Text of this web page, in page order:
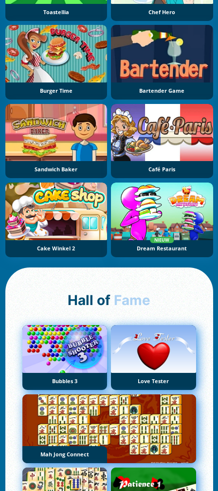
Toastellia Chef Hero
Burger Time Bartender Game
Sandwich Baker Café Paris
Cake Winkel 2
NIEUW
Dream Restaurant
Hall of Fame
Bubbles 3 Love Tester
Mah Jong Connect